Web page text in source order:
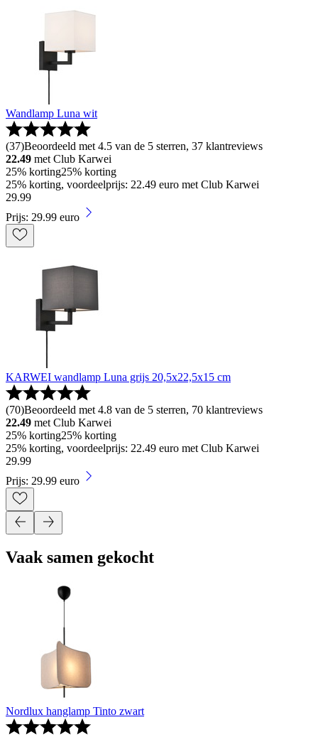
Wandlamp Luna wit
(37)Beoordeeld met 4.5 van de 5 sterren, 37 klantreviews
22.49 met Club Karwei
25% korting25% korting
25% korting, voordeelprijs: 22.49 euro met Club Karwei
29.99
Prijs: 29.99 euro
KARWEI wandlamp Luna grijs 20,5x22,5x15 cm
(70)Beoordeeld met 4.8 van de 5 sterren, 70 klantreviews
22.49 met Club Karwei
25% korting25% korting
25% korting, voordeelprijs: 22.49 euro met Club Karwei
29.99
Prijs: 29.99 euro
Vaak samen gekocht
Nordlux hanglamp Tinto zwart